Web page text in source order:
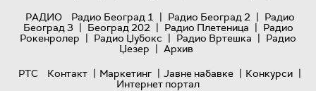
РАДИО
Радио Београд 1 | Радио Београд 2 | Радио
Београд 3 | Београд 202 | Радио Плетеница | Радио
Рокенролер | Радио Џубокс | Радио Вртешка | Радио
Џезер | Архив
РТС
Контакт | Маркетинг | Јавне набавке | Конкурси |
Интернет портал